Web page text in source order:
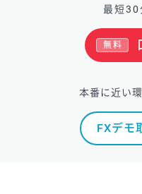
最短30
無料
本番に近い
FXデモ